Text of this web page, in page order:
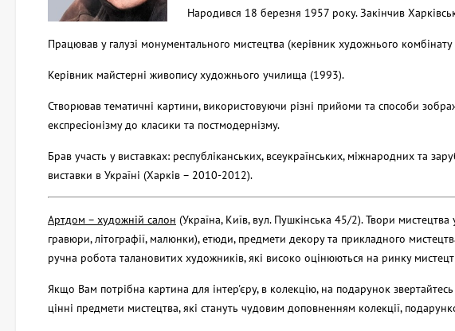
Народився 18 березня 1957 року. Закінчив
Працював у галузі монументального мистецтва (керівник художнього
Керівник майстерні живопису художнього училища (1993).
Створював тематичні картини, використовуючи різні прийоми та способи
експресіонізму до класики та постмодернізму.
Брав участь у виставках: республіканських, всеукраїнських, міжнародних та
виставки в Україні (Харків – 2010-2012).
Артдом – художній салон (Україна, Київ, вул. Пушкінська 45/2). Твори
гравюри, літографії, малюнки), етюди, предмети декору та прикладного
ручна робота талановитих художників, які високо оцінюються на ринку
Якщо Вам потрібна картина для інтер'єру, в колекцію, на подарунок
цінні предмети мистецтва, які стануть чудовим доповненням колекції,